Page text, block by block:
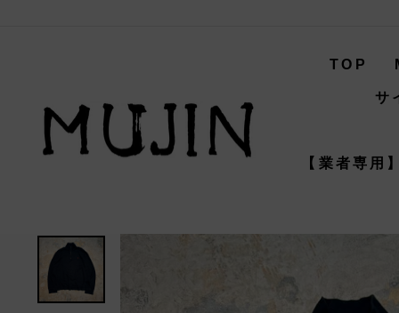
TOP
サ
【業者専用